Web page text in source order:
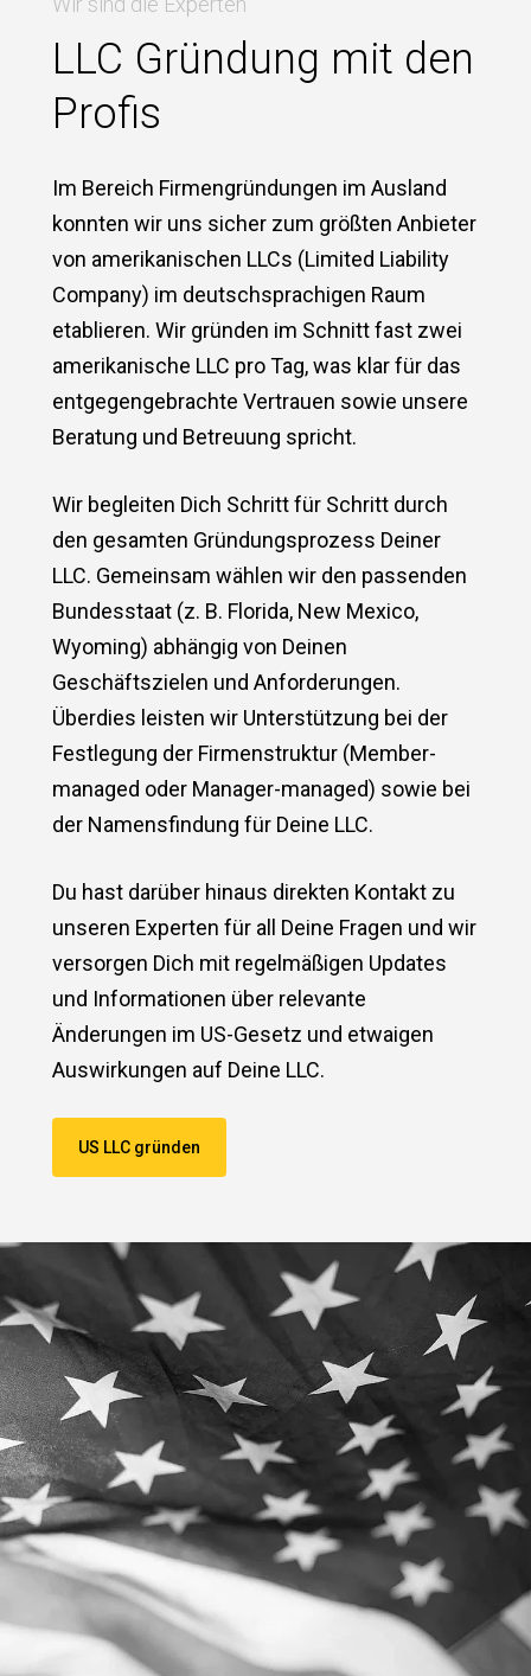
LLC Gründung mit den
Profis
Im Bereich Firmengründungen im Ausland
konnten wir uns sicher zum größten Anbieter
von amerikanischen LLCs (Limited Liability
Company) im deutschsprachigen Raum
etablieren. Wir gründen im Schnitt fast zwei
amerikanische LLC pro Tag, was klar für das
entgegengebrachte Vertrauen sowie unsere
Beratung und Betreuung spricht.
Wir begleiten Dich Schritt für Schritt durch
den gesamten Gründungsprozess Deiner
LLC. Gemeinsam wählen wir den passenden
Bundesstaat (z. B. Florida, New Mexico,
Wyoming) abhängig von Deinen
Geschäftszielen und Anforderungen.
Überdies leisten wir Unterstützung bei der
Festlegung der Firmenstruktur (Member-
managed oder Manager-managed) sowie bei
der Namensfindung für Deine LLC.
Du hast darüber hinaus direkten Kontakt zu
unseren Experten für all Deine Fragen und wir
versorgen Dich mit regelmäßigen Updates
und Informationen über relevante
Änderungen im US-Gesetz und etwaigen
Auswirkungen auf Deine LLC.
US LLC gründen